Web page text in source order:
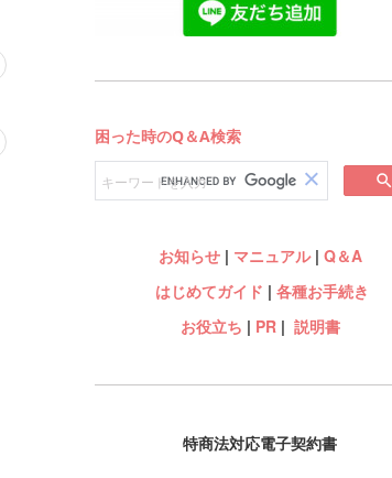
お知らせ| マニュアル| Q＆A
はじめてガイド | 各種お手続き
お役立ち | PR| 説明書
特商法対応電子契約書